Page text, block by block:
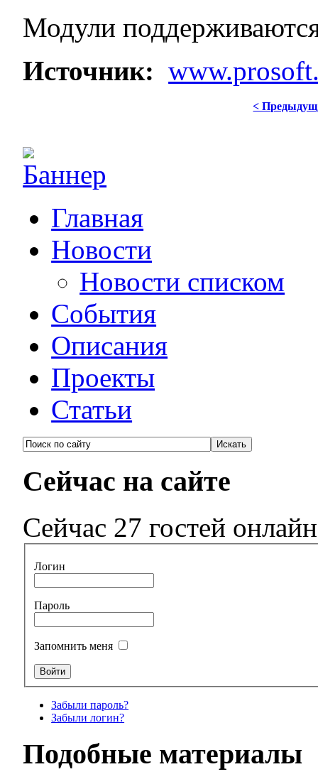
Модули
Источник:
<
Главная
Новости
Новости списком
События
Описания
Проекты
Статьи
Сейчас на сайте
Сейчас 27 гостей онлайн
Логин
Пароль
Запомнить меня
Забыли пароль?
Забыли логин?
Подобные материалы